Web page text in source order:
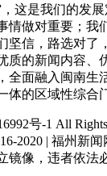
这是我们的发
情做对重要；我
坚信，路选对了
质的新闻内容、
全面融入闽南生
体的区域性综合
号-1 All Rights
2020 | 福州新
镜像，违者依法